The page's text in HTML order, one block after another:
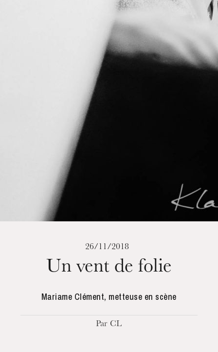
26/11/2018
Un vent de folie
Mariame Clément, metteuse en scène
Par CL